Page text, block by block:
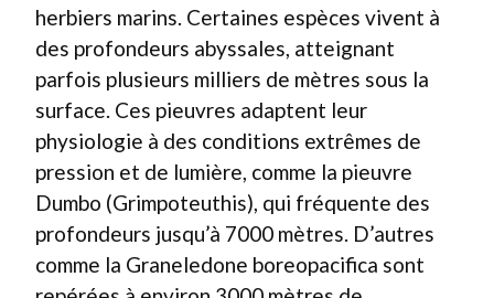
herbiers marins. Certaines espèces vivent à
des profondeurs abyssales, atteignant
parfois plusieurs milliers de mètres sous la
surface. Ces pieuvres adaptent leur
physiologie à des conditions extrêmes de
pression et de lumière, comme la pieuvre
Dumbo (Grimpoteuthis), qui fréquente des
profondeurs jusqu’à 7000 mètres. D’autres
comme la Graneledone boreopacifica sont